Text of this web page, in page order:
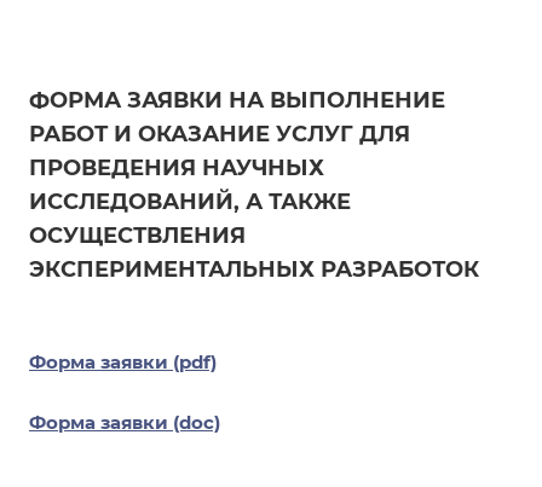
ФОРМА ЗАЯВКИ НА ВЫПОЛНЕНИЕ
РАБОТ И ОКАЗАНИЕ УСЛУГ ДЛЯ
ПРОВЕДЕНИЯ НАУЧНЫХ
ИССЛЕДОВАНИЙ, А ТАКЖЕ
ОСУЩЕСТВЛЕНИЯ
ЭКСПЕРИМЕНТАЛЬНЫХ РАЗРАБОТОК
Форма заявки (pdf)
Форма заявки (doc)